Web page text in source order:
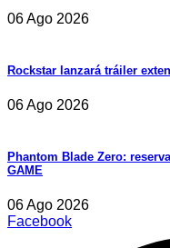
06 Ago 2026
Rockstar lanzará tráiler
06 Ago 2026
Phantom Blade Zero:
GAME
06 Ago 2026
Facebook